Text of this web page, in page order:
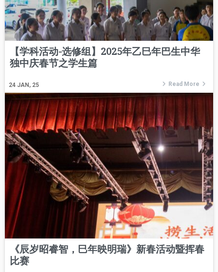
【学科活动-选修组】2025年乙巳年巴生中华
独中庆春节之学生篇
24 JAN, 25 Read More
《辰岁昭睿智，巳年映明瑞》新春活动暨挥春
比赛